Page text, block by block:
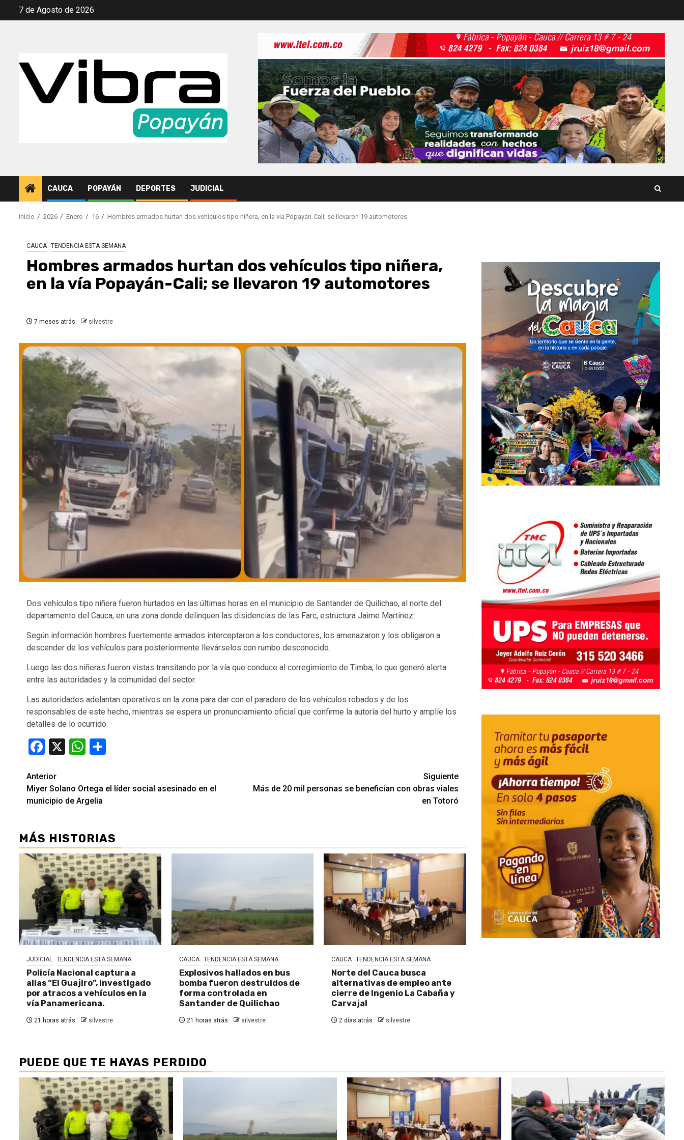
Saltar7 de Agosto de 2026
CAUCA POPAYÁN DEPORTES JUDICIAL
Inicio 2026 Enero 16 Hombres armados hurtan dos vehículos tipo niñera, en la vía Popayán-Cali; se llevaron 19 automotores
CAUCA TENDENCIA ESTA SEMANA
Hombres armados hurtan dos vehículos tipo niñera,
en la vía Popayán-Cali; se llevaron 19 automotores
7 meses atrás silvestre
Dos vehículos tipo niñera fueron hurtados en las últimas horas en el municipio de Santander de Quilichao, al norte del
departamento del Cauca, en una zona donde delinquen las disidencias de las Farc, estructura Jaime Martínez.
Según información hombres fuertemente armados interceptaron a los conductores, los amenazaron y los obligaron a
descender de los vehículos para posteriormente llevárselos con rumbo desconocido.
Luego las dos niñeras fueron vistas transitando por la vía que conduce al corregimiento de Timba, lo que generó alerta
entre las autoridades y la comunidad del sector.
Las autoridades adelantan operativos en la zona para dar con el paradero de los vehículos robados y de los
responsables de este hecho, mientras se espera un pronunciamiento oficial que confirme la autoría del hurto y amplíe los
detalles de lo ocurrido.
Facebook
X WhatsApp
Seguir
leyendo
Anterior
Miyer Solano Ortega el líder social asesinado en el
municipio de Argelia
Siguiente
Más de 20 mil personas se benefician con obras viales
en Totoró
MÁS HISTORIAS
JUDICIAL TENDENCIA ESTA SEMANA
Policía Nacional captura a
alias “El Guajiro”, investigado
por atracos a vehículos en la
vía Panamericana.
21 horas atrás silvestre
CAUCA TENDENCIA ESTA SEMANA
Explosivos hallados en bus
bomba fueron destruidos de
forma controlada en
Santander de Quilichao
21 horas atrás silvestre
CAUCA TENDENCIA ESTA SEMANA
Norte del Cauca busca
alternativas de empleo ante
cierre de Ingenio La Cabaña y
Carvajal
2 días atrás silvestre
PUEDE QUE TE HAYAS PERDIDO